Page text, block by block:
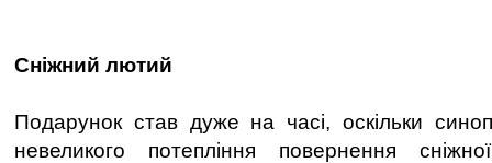
Сніжний лютий
Подарунок став дуже на часі, оскільки
невеликого потепління повернення